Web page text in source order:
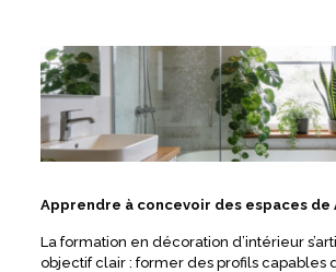
Apprendre à concevoir des espaces de
La formation en décoration d’intérieur
objectif clair : former des profils capables